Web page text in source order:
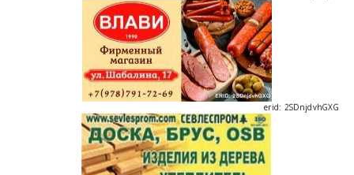
erid: 2SDnjdvhGXG